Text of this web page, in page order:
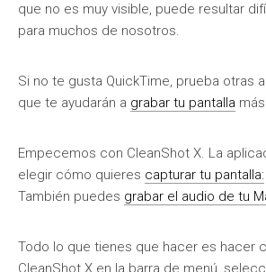
que no es muy visible, puede resultar
para muchos de nosotros.
Si no te gusta QuickTime, prueba otras
que te ayudarán a grabar tu pantalla
Empecemos con CleanShot X. La
elegir cómo quieres capturar tu pantalla:
También puedes grabar el audio de tu
Todo lo que tienes que hacer es hacer
CleanShot X en la barra de menú,